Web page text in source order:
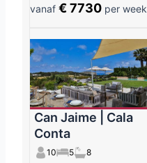
vanaf€ 7730 per week
Can Jaime | Cala
Conta
10 5 8